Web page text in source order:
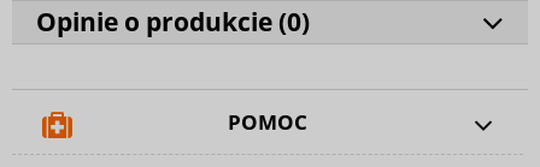
Opinie o produkcie (0)
POMOC